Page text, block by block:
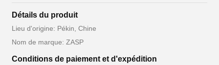
Détails du produit
Lieu d'origine: Pékin, Chine
Nom de marque: ZASP
Conditions de paiement et d'expédition